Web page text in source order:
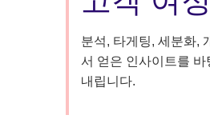
분석, 타게팅, 세분화,
서 얻은 인사이트를
내립니다.